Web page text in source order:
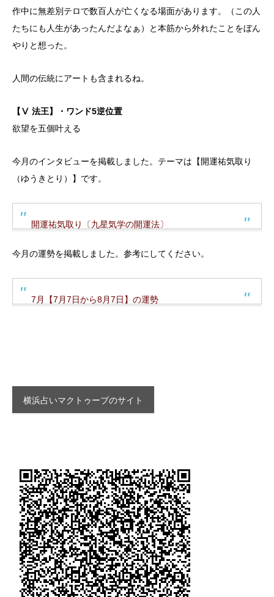
作中に無差別テロで数百人が亡くなる場面があります。（この人
たちにも人生があったんだよなぁ）と本筋から外れたことをぼん
やりと想った。
人間の伝統にアートも含まれるね。
【Ⅴ 法王】・ワンド5逆位置
欲望を五個叶える
今月のインタビューを掲載しました。テーマは【開運祐気取り
（ゆうきとり）】です。
開運祐気取り〔九星気学の開運法〕
今月の運勢を掲載しました。参考にしてください。
7月【7月7日から8月7日】の運勢
横浜占いマクトゥーブのサイト